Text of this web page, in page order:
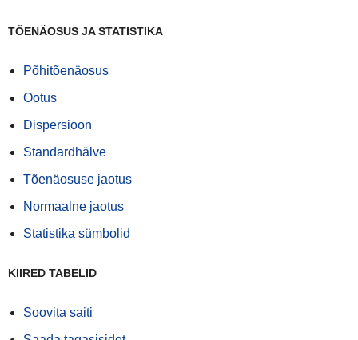
TÕENÄOSUS JA STATISTIKA
Põhitõenäosus
Ootus
Dispersioon
Standardhälve
Tõenäosuse jaotus
Normaalne jaotus
Statistika sümbolid
KIIRED TABELID
Soovita saiti